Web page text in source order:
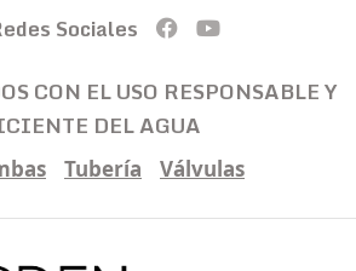
Sociales
CON EL USO RESPONSABLE Y
DEL AGUA
Tubería Válvulas